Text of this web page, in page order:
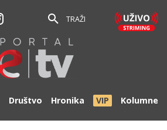
TRAŽI
Društvo Hronika VIP Kolumne